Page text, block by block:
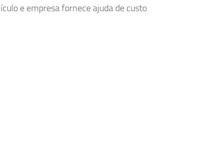
e empresa fornece ajuda de custo